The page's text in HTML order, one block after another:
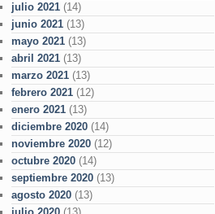
julio 2021 (14)
junio 2021 (13)
mayo 2021 (13)
abril 2021 (13)
marzo 2021 (13)
febrero 2021 (12)
enero 2021 (13)
diciembre 2020 (14)
noviembre 2020 (12)
octubre 2020 (14)
septiembre 2020 (13)
agosto 2020 (13)